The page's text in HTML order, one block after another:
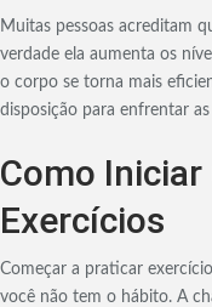
Muitas pessoas acreditam
verdade ela aumenta os
o corpo se torna mais
disposição para enfrentar
Como
Exercícios
Começar a praticar
você não tem o hábito. A